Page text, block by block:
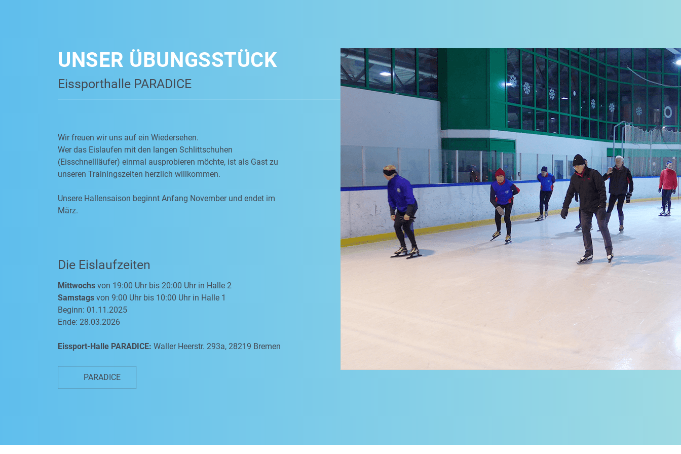
UNSER ÜBUNGSSTÜCK
Eissporthalle PARADICE
Wir freuen wir uns auf ein Wiedersehen.
Wer das Eislaufen mit den langen Schlittschuhen
(Eisschnellläufer) einmal ausprobieren möchte, ist als Gast zu
unseren Trainingszeiten herzlich willkommen.
Unsere Hallensaison beginnt Anfang November und endet im
März.
Die Eislaufzeiten
Mittwochs von 19:00 Uhr bis 20:00 Uhr in Halle 2
Samstags von 9:00 Uhr bis 10:00 Uhr in Halle 1
Beginn: 01.11.2025
Ende: 28.03.2026
Eissport-Halle PARADICE: Waller Heerstr. 293a, 28219 Bremen
PARADICE